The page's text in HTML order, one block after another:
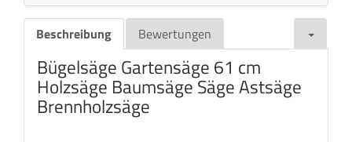
Beschreibung Bewertungen
Bügelsäge Gartensäge 61 cm
Holzsäge Baumsäge Säge Astsäge
Brennholzsäge